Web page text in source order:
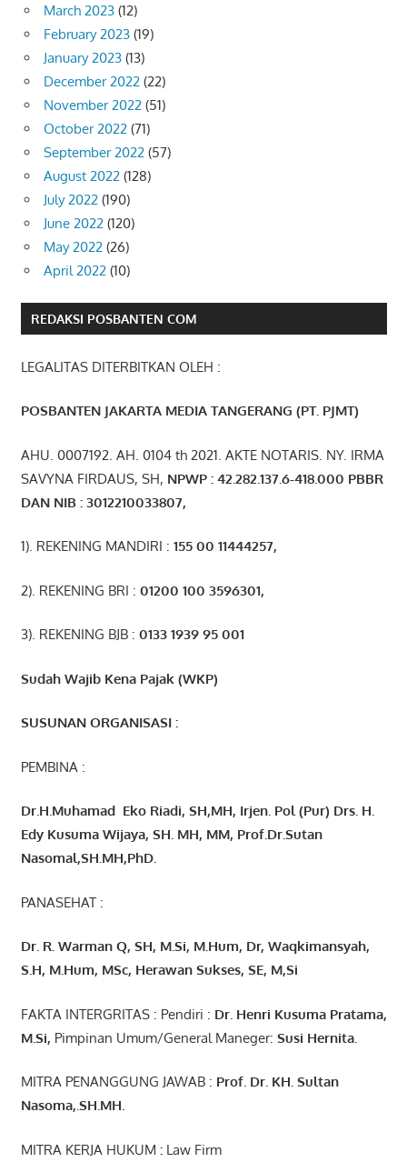
March 2023 (12)
February 2023 (19)
January 2023 (13)
December 2022 (22)
November 2022 (51)
October 2022 (71)
September 2022 (57)
August 2022 (128)
July 2022 (190)
June 2022 (120)
May 2022 (26)
April 2022 (10)
REDAKSI POSBANTEN COM
LEGALITAS DITERBITKAN OLEH :
POSBANTEN JAKARTA MEDIA TANGERANG (PT. PJMT)
AHU. 0007192. AH. 0104 th 2021. AKTE NOTARIS. NY. IRMA
SAVYNA FIRDAUS, SH, NPWP : 42. 282 .137.6-418.000 PBBR
DAN NIB :3012210033807,
1). REKENING MANDIRI : 155 00 11444257,
2). REKENING BRI : 01200 100 3596301,
3). REKENING BJB : 0133 1939 95 001
Sudah Wajib Kena Pajak (WKP)
SUSUNAN ORGANISASI :
PEMBINA :
Dr.H.Muhamad Eko Riadi, SH,MH, Irjen. Pol (Pur) Drs. H.
Edy Kusuma Wijaya, SH. MH, MM, Prof.Dr.Sutan
Nasomal,SH.MH,PhD.
PANASEHAT :
Dr. R. Warman Q, SH, M.Si, M.Hum, Dr, Waqkimansyah,
S.H, M.Hum, MSc, Herawan Sukses, SE, M,Si
FAKTA INTERGRITAS : Pendiri : Dr. Henri Kusuma Pratama,
M.Si, Pimpinan Umum/General Maneger: Susi Hernita.
MITRA PENANGGUNG JAWAB : Prof. Dr. KH. Sultan
Nasoma,.SH.MH.
MITRA KERJA HUKUM : Law Firm